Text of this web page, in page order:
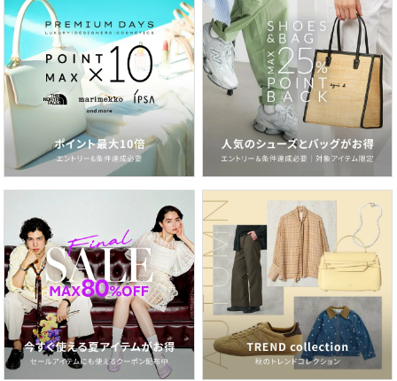
2026.06.26
紫外線＆冷房対策にも！いま欲しいのは、サマーカーディガン